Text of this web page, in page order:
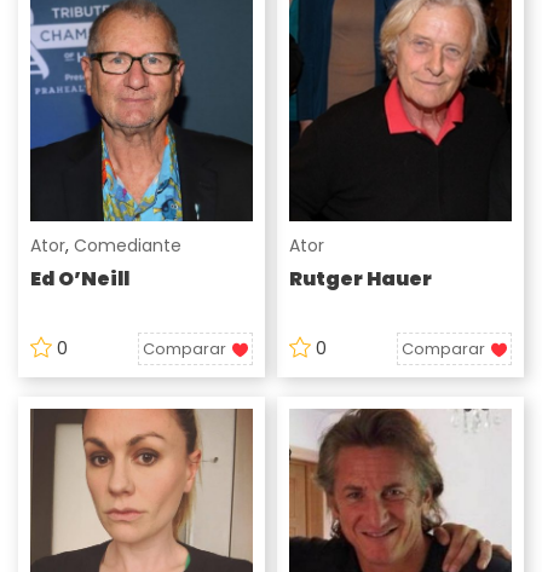
Ator, Comediante
Ed O’Neill
0 Comparar
Ator
Rutger Hauer
0 Comparar